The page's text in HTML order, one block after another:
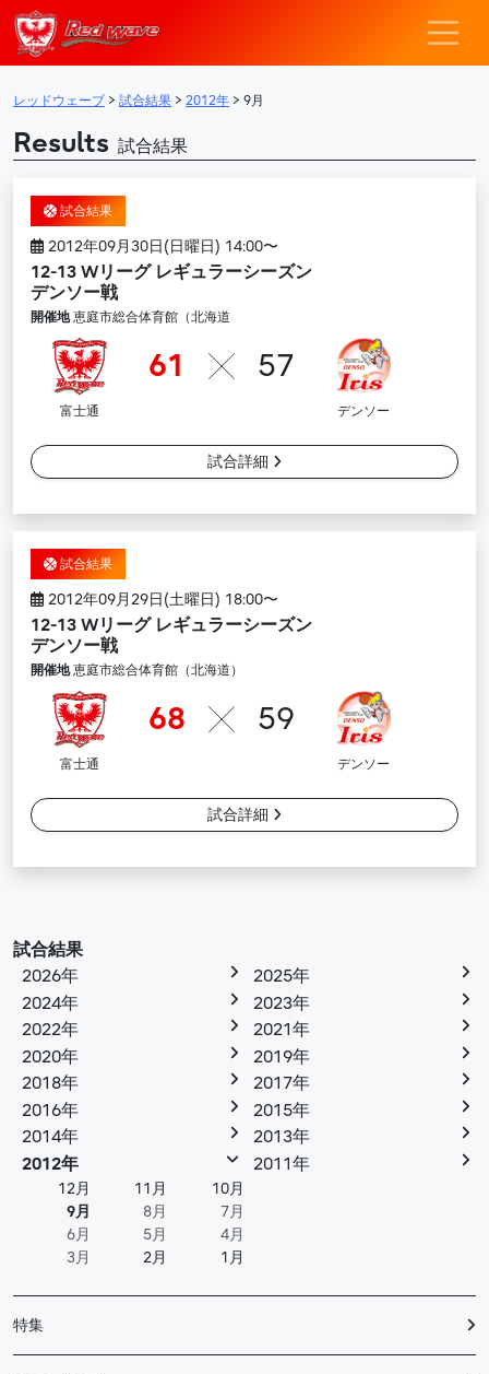
メインナビゲーション
レッドウェー
レッドウェーブ > 試合結果 > 2012年 > 9月
Results 試合結果
試合結果
2012年09月30日(日曜日) 14:00〜
12-13 Wリーグ レギュラーシーズン
デンソー戦
開催地恵庭市総合体育館（北海道
61 57
富士通 デンソー
試合詳細
試合結果
2012年09月29日(土曜日) 18:00〜
12-13 Wリーグ レギュラーシーズン
デンソー戦
開催地恵庭市総合体育館（北海道）
68 59
富士通 デンソー
試合詳細
試合結果
2026年
2025年
2024年
2023年
2022年
2021年
2020年
2019年
2018年
2017年
2016年
2015年
2014年
2013年
2012年
12月 11月
10月
9月
8月
7月
6月
5月
4月
3月
2月 1月
2011年
特集